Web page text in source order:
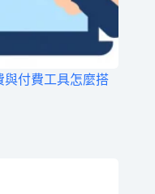
與付費工具怎麼搭